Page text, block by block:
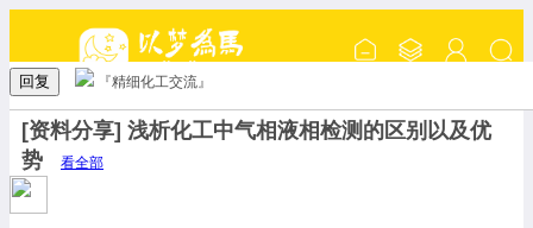
回复 『精细化工交流』
[资料分享] 浅析化工中气相液相检测的区别以及优
势
看全部